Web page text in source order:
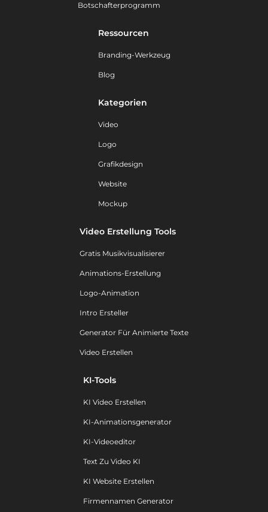
Botschafterprogramm
Ressourcen
Branding-Werkzeug
Blog
Kategorien
Video
Logo
Grafikdesign
Website
Mockup
Video Erstellung Tools
Gratis Musikvisualisierer
Animations-Erstellung
Logo-Animation
Intro Ersteller
Generator Für Animierte Texte
Video Erstellen
KI-Tools
KI Video Erstellen
KI-Animationsgenerator
KI-Videoeditor
Text Zu Video KI
KI Website Erstellen
Firmennamen Generator